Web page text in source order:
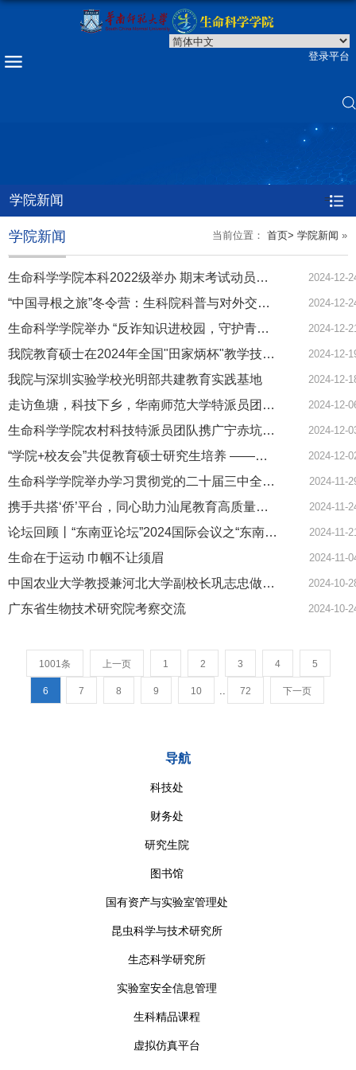
登录平台
学院新闻 =
当前位置： 首页> 学院新闻 »
学院新闻
生命科学学院本科2022级举办 期末考试动员大会暨“榜样华师”集体观礼活动 2024-12-
“中国寻根之旅”冬令营：生科院科普与对外交流的双赢之旅 2024-12-
生命科学学院举办 “反诈知识进校园，守护青春助成长”主题宣讲会 2024-12-
我院教育硕士在2024年全国"田家炳杯"教学技能大赛中获佳绩 2024-12-
我院与深圳实验学校光明部共建教育实践基地 2024-12-
走访鱼塘，科技下乡，华南师范大学特派员团队助力湛江水产养殖混养技术再升级 2024-12-
生命科学学院农村科技特派员团队携广宁赤坑香鱼亮相第五届中国水产种业博览会 2024-12-
“学院+校友会”共促教育硕士研究生培养 ——揭阳市惠来县中学生物学教研活动 2024-12-
生命科学学院举办学习贯彻党的二十届三中全会精神专题辅导讲座 2024-11-
携手共搭‘侨’平台，同心助力汕尾教育高质量发展 ——记华南师范大学侨联、汕尾市侨联联合共建暨 汕尾市中学生物学教研主题活动 2024-11-
论坛回顾丨“东南亚论坛”2024国际会议之“东南亚生物资源利用与生物技术创新”分论坛顺利举办 2024-11-
生命在于运动 巾帼不让须眉 2024-11-
中国农业大学教授兼河北大学副校长巩志忠做客我校“新世纪论坛”报告会 2024-10-
广东省生物技术研究院考察交流 2024-10-
1001条 上一页 1 2 3 4 5
6 7 8 9 10 .. 72 下一页
导航
科技处
财务处
研究生院
图书馆
国有资产与实验室管理处
昆虫科学与技术研究所
生态科学研究所
实验室安全信息管理
生科精品课程
虚拟仿真平台